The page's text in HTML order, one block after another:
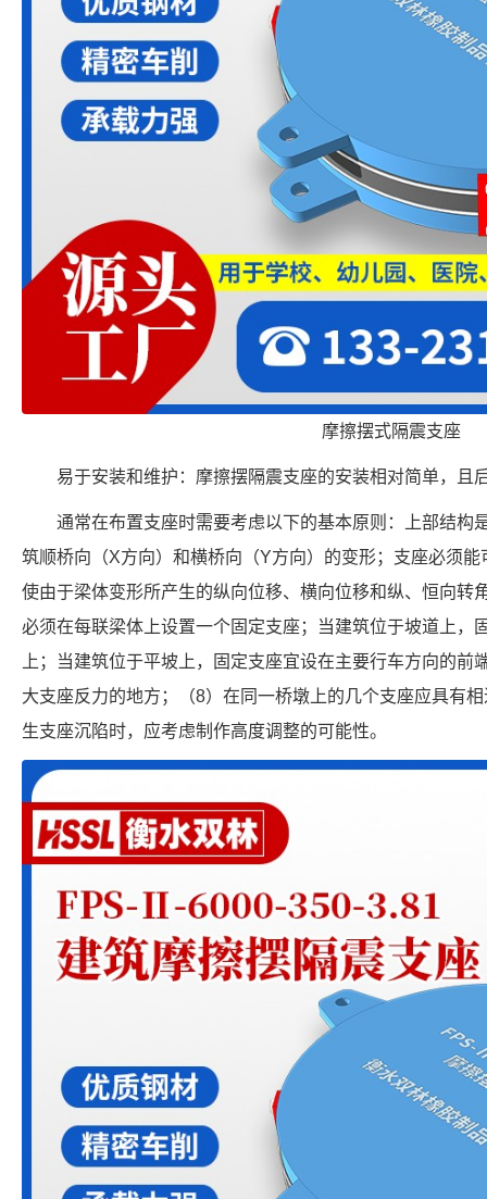
摩擦摆式隔震支座
易于安装和维护：摩擦摆隔震支座的安装相对简单，且
通常在布置支座时需要考虑以下的基本原则：上部结构
筑顺桥向（X方向）和横桥向（Y方向）的变形；支座必须
使由于梁体变形所产生的纵向位移、横向位移和纵、恒向转
必须在每联梁体上设置一个固定支座；当建筑位于坡道上，
上；当建筑位于平坡上，固定支座宜设在主要行车方向的前
大支座反力的地方；（8）在同一桥墩上的几个支座应具有
生支座沉陷时，应考虑制作高度调整的可能性。